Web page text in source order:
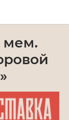
мем.